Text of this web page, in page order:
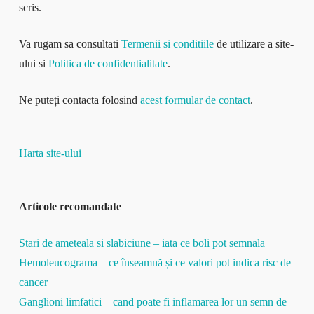
scris.
Va rugam sa consultati Termenii si conditiilede utilizare a site-
ului si Politica de confidentialitate.
Ne puteți contacta folosind acest formular de contact.
Harta site-ului
Articole recomandate
Stari de ameteala si slabiciune – iata ce boli pot semnala
Hemoleucograma – ce înseamnă și ce valori pot indica risc de
cancer
Ganglioni limfatici – cand poate fi inflamarea lor un semn de